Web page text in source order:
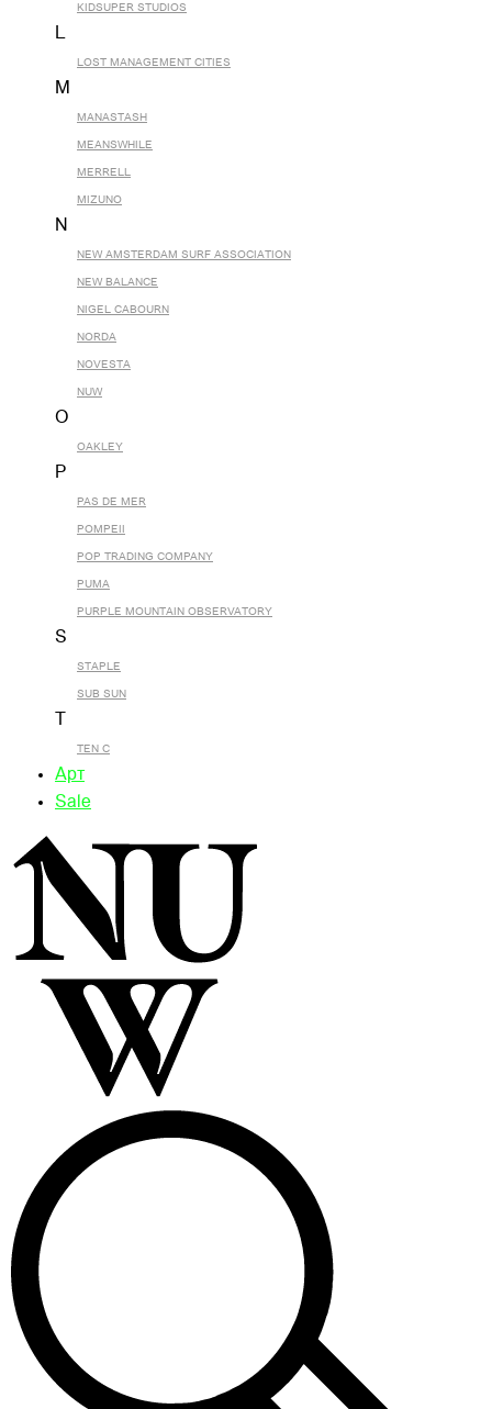
KIDSUPER STUDIOS
L
LOST MANAGEMENT CITIES
M
MANASTASH
MEANSWHILE
MERRELL
MIZUNO
N
NEW AMSTERDAM SURF ASSOCIATION
NEW BALANCE
NIGEL CABOURN
NORDA
NOVESTA
NUW
O
OAKLEY
P
PAS DE MER
POMPEII
POP TRADING COMPANY
PUMA
PURPLE MOUNTAIN OBSERVATORY
S
STAPLE
SUB SUN
TEN C
Арт
Sale